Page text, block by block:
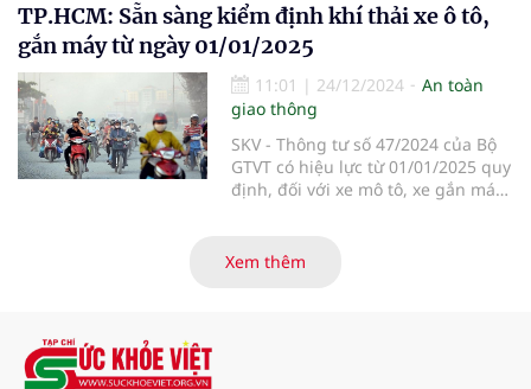
24/12, trạm Cảnh sát giao thông
Krông Búk thuộc phòng Cảnh sát
giao thông, Công an tỉnh Đắk Lắk
đã bắt 3 vụ vận chuyển 500 gói
thuốc lá lậu và hơn 28kg pháo nổ
trái phép.
TP.HCM: Sẵn sàng kiểm định khí thải xe ô tô,
gắn máy từ ngày 01/01/2025
11:01 | 24/12/2024
An toàn
giao thông
SKV - Thông tư số 47/2024 của Bộ
GTVT có hiệu lực từ 01/01/2025 quy
định, đối với xe mô tô, xe gắn máy
thải định kỳ là 24 tháng; thời gian
Xem thêm